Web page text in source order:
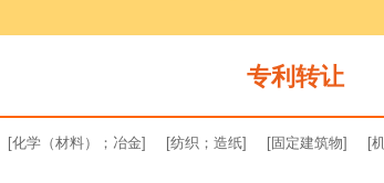
专利转让
[化学（材料）；冶金] [纺织；造纸] [固定建筑物] [